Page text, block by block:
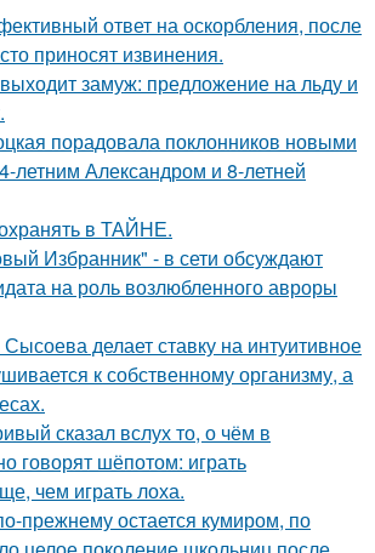
ответ на оскорбления, после
приносят извинения.
замуж: предложение на льду и
порадовала поклонников новыми
летним Александром и 8-летней
в ТАЙНЕ.
Избранник" - в сети обсуждают
на роль возлюбленного авроры
делает ставку на интуитивное
к собственному организму, а
сказал вслух то, о чём в
говорят шёпотом: играть
чем играть лоха.
прежнему остается кумиром, по